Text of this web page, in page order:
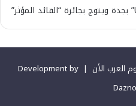
Development by